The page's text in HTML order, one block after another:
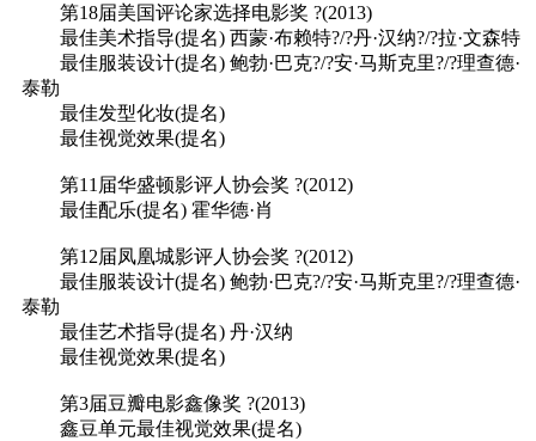
第18届美国评论家选择电影奖 ?(2013)
最佳美术指导(提名) 西蒙·布赖特?/?丹·汉纳?/?拉·文森特
最佳服装设计(提名) 鲍勃·巴克?/?安·马斯克里?/?理查德·
泰勒
最佳发型化妆(提名)
最佳视觉效果(提名)
第11届华盛顿影评人协会奖 ?(2012)
最佳配乐(提名) 霍华德·肖
第12届凤凰城影评人协会奖 ?(2012)
最佳服装设计(提名) 鲍勃·巴克?/?安·马斯克里?/?理查德·
泰勒
最佳艺术指导(提名) 丹·汉纳
最佳视觉效果(提名)
第3届豆瓣电影鑫像奖 ?(2013)
鑫豆单元最佳视觉效果(提名)